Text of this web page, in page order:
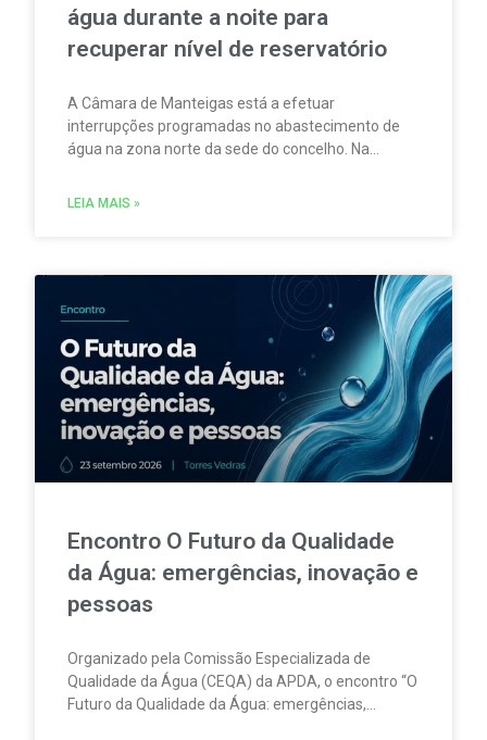
água durante a noite para
recuperar nível de reservatório
A Câmara de Manteigas está a efetuar
interrupções programadas no abastecimento de
água na zona norte da sede do concelho. Na
que abastecem um dos reservatórios que servem
LEIA MAIS »
Encontro O Futuro da Qualidade
da Água: emergências, inovação e
pessoas
Organizado pela Comissão Especializada de
Qualidade da Água (CEQA) da APDA, o encontro “O
Futuro da Qualidade da Água: emergências,